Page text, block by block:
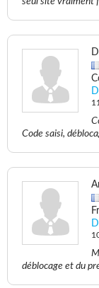
Code saisi,
déblocage et du